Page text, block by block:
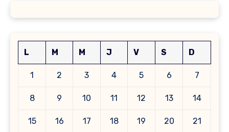
L M M J V S D
1 2 3 4 5 6 7
8 9 10 11 12 13 14
15 16 17 18 19 20 21